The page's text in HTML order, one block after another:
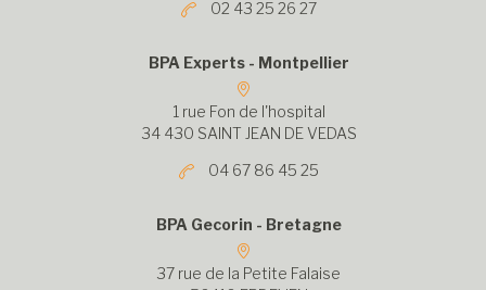
02 43 25 26 27
BPA Experts - Montpellier
1 rue Fon de l'hospital
34 430 SAINT JEAN DE VEDAS
04 67 86 45 25
BPA Gecorin - Bretagne
37 rue de la Petite Falaise